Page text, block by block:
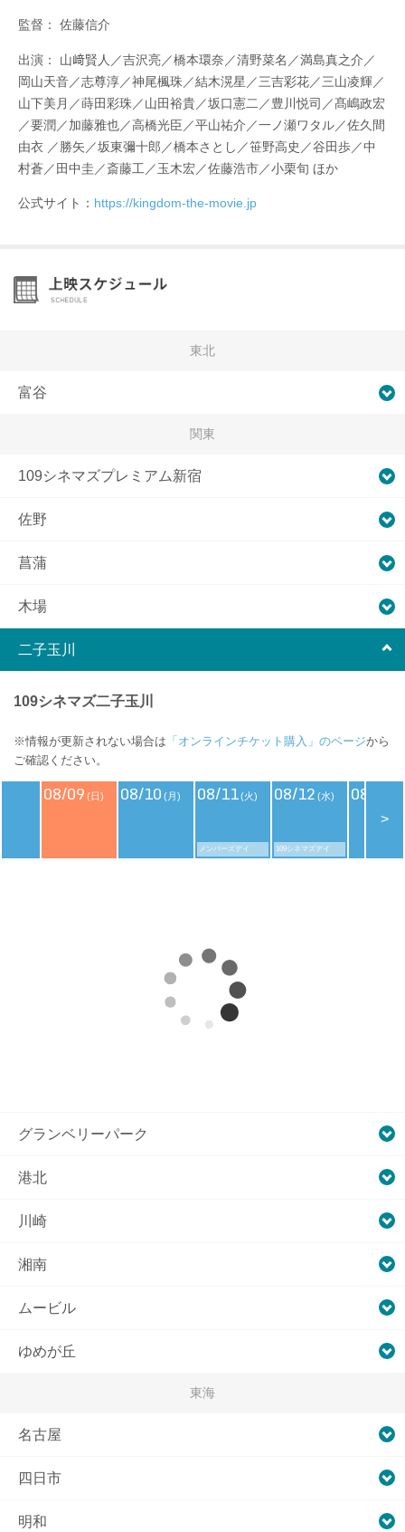
監督： 佐藤信介
出演： 山﨑賢人／吉沢亮／橋本環奈／清野菜名／満島真之介／
岡山天音／志尊淳／神尾楓珠／結木滉星／三吉彩花／三山凌輝／
山下美月／蒔田彩珠／山田裕貴／坂口憲二／豊川悦司／髙嶋政宏
／要潤／加藤雅也／高橋光臣／平山祐介／一ノ瀬ワタル／佐久間
由衣 ／勝矢／坂東彌十郎／橋本さとし／笹野高史／谷田歩／中
村蒼／田中圭／斎藤工／玉木宏／佐藤浩市／小栗旬 ほか
公式サイト： https://kingdom-the-movie.jp
東北
富谷
関東
109シネマズプレミアム新宿
佐野
菖蒲
木場
二子玉川
109シネマズ二子玉川
※情報が更新されない場合は 「オンラインチケット購入」のページから
ご確認ください。
08/09 (日) 08/10 (月) 08/11(火)
メンバーズデイ
08/12 (水)
109シネマズデイ
08/13
>
グランベリーパーク
港北
川崎
湘南
ムービル
ゆめが丘
東海
名古屋
四日市
明和